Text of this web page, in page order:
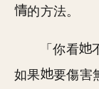
的方法。
「你看
如果
要傷害